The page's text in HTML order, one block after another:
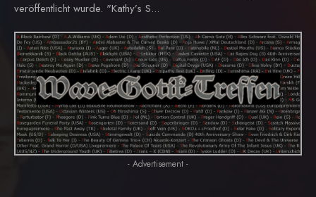
veröffentlicht wurde. "Kathy’s S...
- Advertisement -